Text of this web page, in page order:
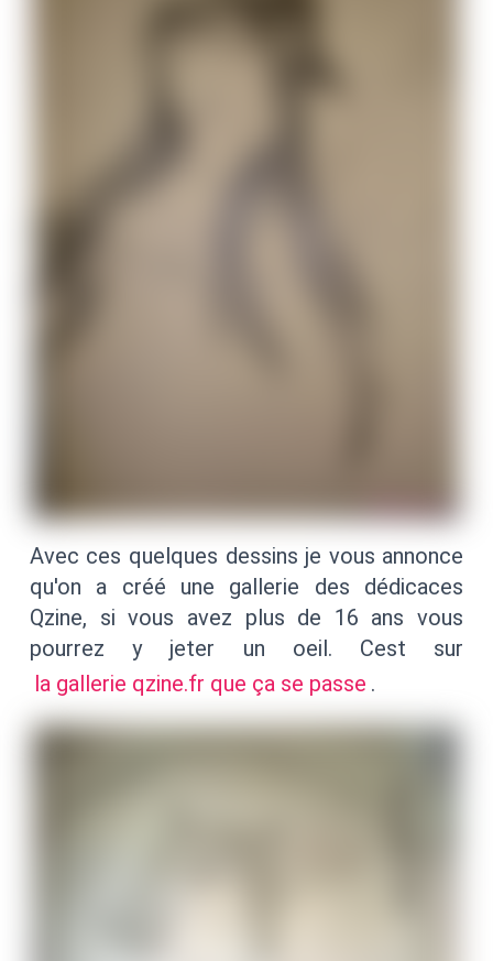
Avec ces quelques dessins je vous annonce
qu'on a créé une gallerie des dédicaces
Qzine, si vous avez plus de 16 ans vous
pourrez y jeter un oeil. Cest sur
la gallerie qzine.fr que ça se passe .